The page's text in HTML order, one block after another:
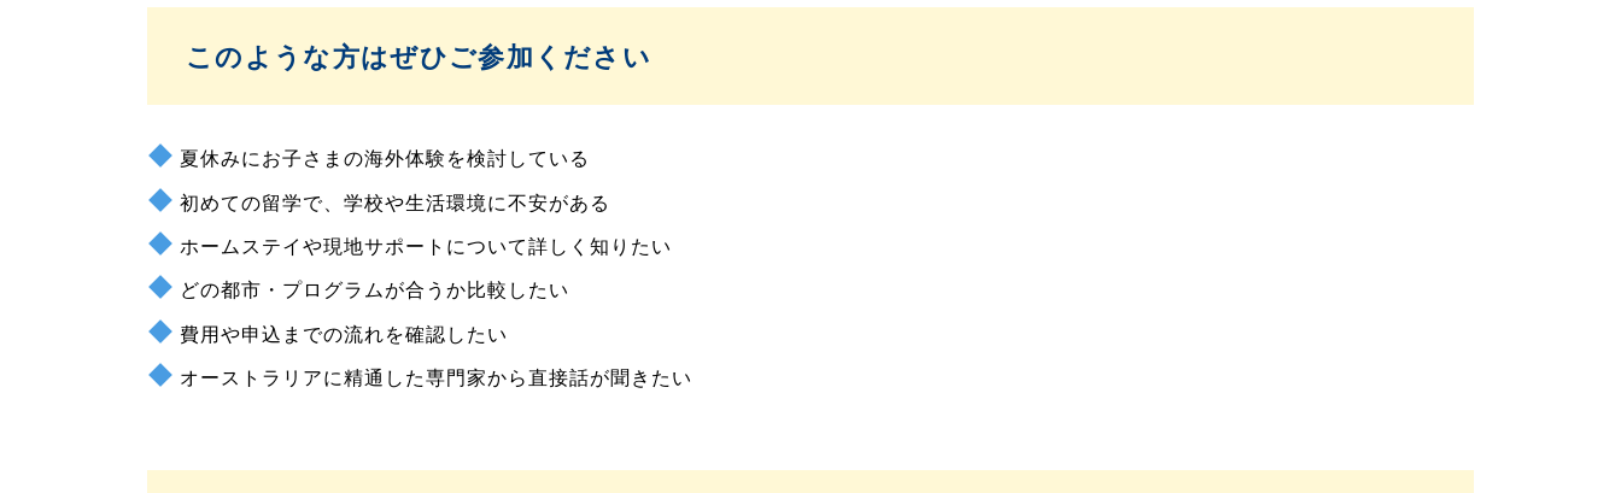
このような方はぜひご参加ください
夏休みにお子さまの海外体験を検討している
初めての留学で、学校や生活環境に不安がある
ホームステイや現地サポートについて詳しく知りたい
どの都市・プログラムが合うか比較したい
費用や申込までの流れを確認したい
オーストラリアに精通した専門家から直接話が聞きたい